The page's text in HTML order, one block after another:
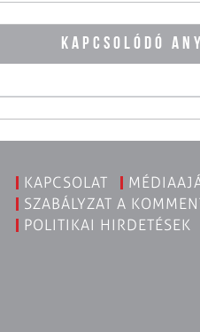
KAPCSOLÓDÓ
KAPCSOLAT
SZABÁLYZAT A
POLITIKAI HIRDETÉSEK